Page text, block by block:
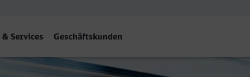
Services Geschäftskunden
Hbf